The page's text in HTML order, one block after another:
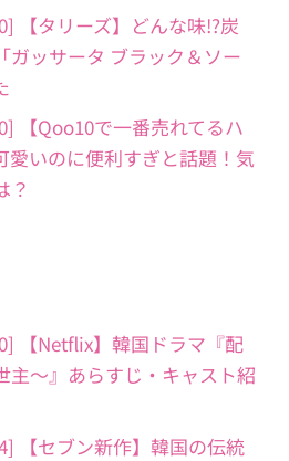
【タリーズ】どんな味!?炭
ッサータ ブラック＆ソー
【Qoo10で一番売れてるハ
愛いのに便利すぎと話題！気
？
【Netflix】韓国ドラマ『配
主〜』あらすじ・キャスト紹
【セブン新作】韓国の伝統